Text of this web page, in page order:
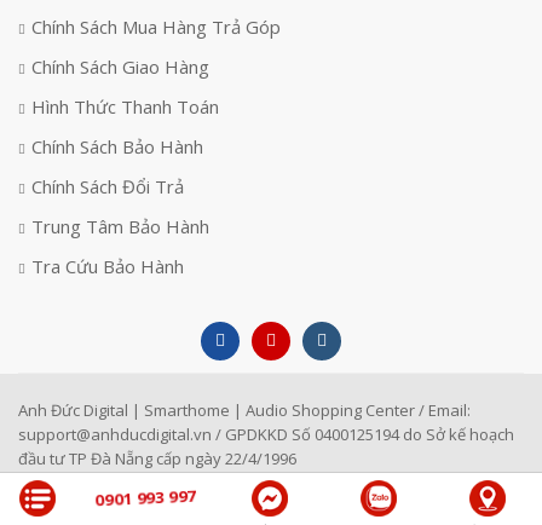
0901 993 997
Chính Sách Mua Hàng Trả Góp
Chính Sách Giao Hàng
Hình Thức Thanh Toán
Chính Sách Bảo Hành
Chính Sách Đổi Trả
Trung Tâm Bảo Hành
Tra Cứu Bảo Hành
Anh Đức Digital | Smarthome | Audio Shopping Center / Email:
support@anhducdigital.vn / GPDKKD Số 0400125194 do Sở kế hoạch
đầu tư TP Đà Nẵng cấp ngày 22/4/1996